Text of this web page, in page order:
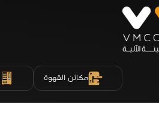
مكائن القهوة